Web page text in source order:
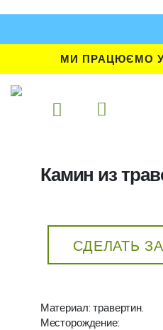
МИ ПРАЦЮЄМО
Камин из
СДЕЛАТЬ
Материал: травертин.
Месторождение: